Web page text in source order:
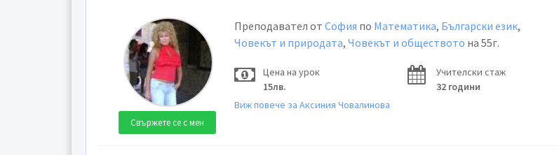
Свържете се с мен
Преподавател от София по Математика, Български език,
Човекът и природата, Човекът и обществото на 55г.
Цена на урок
15лв.
Учителски стаж
32 години
Виж повече за Аксиния Човалинова